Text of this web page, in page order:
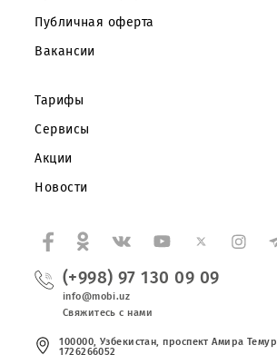
Частным клиентам
Правовая информация
Вакансии
Тарифы